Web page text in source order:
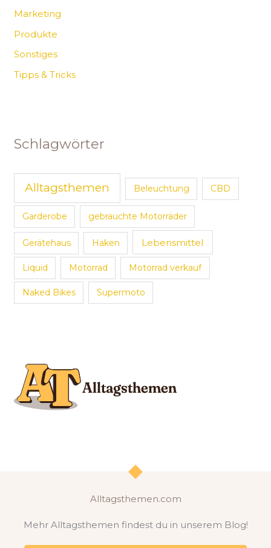
Marketing
Produkte
Sonstiges
Tipps & Tricks
Schlagwörter
Alltagsthemen Beleuchtung CBD
Garderobe gebrauchte Motorräder
Gerätehaus Haken Lebensmittel
Liquid Motorrad Motorrad verkauf
Naked Bikes Supermoto
Alltagsthemen.com
Mehr Alltagsthemen findest du in unserem Blog!